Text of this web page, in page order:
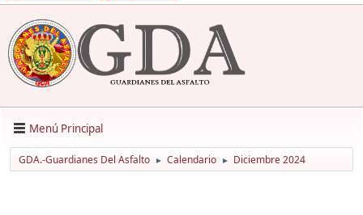
Menú Principal
GDA.-Guardianes Del Asfalto ► Calendario ► Diciembre 2024